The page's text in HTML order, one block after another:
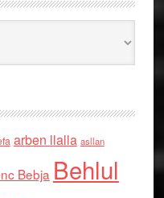
arben llalla asllan
Bebja Behlul